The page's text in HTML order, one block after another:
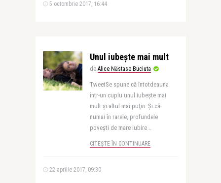
5 octombrie 2017, 16:44
Unul iubește mai mult
de Alice Năstase Buciuta
TweetSe spune că întotdeauna
într-un cuplu unul iubeşte mai
mult şi altul mai puţin. Şi că
numai în rarele, profundele
poveşti de mare iubire ..
CITEȘTE ÎN CONTINUARE
22 aprilie 2017, 09:30